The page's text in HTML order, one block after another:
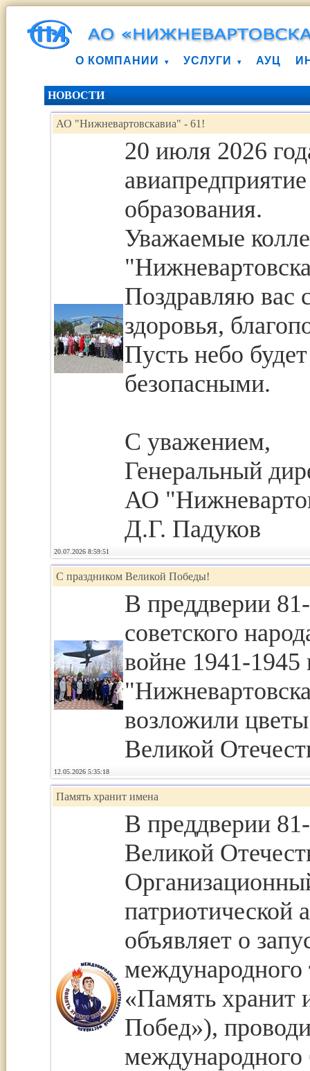
О КОМПАНИИ УСЛУГИ АУЦ
НОВОСТИ
АО "Нижневартовскавиа" - 61!
20 июля 2026
образования.
Уважаемые
Поздравляю вас
здоровья,
Пусть небо
безопасными.
С уважением,
Генеральный
АО
Д.Г. Падуков
20.07.2026 8:59:51
С праздником Великой Победы!
В преддверии
советского
войне 1941-
возложили
Великой
12.05.2026 5:35:18
Память хранит имена
В преддверии
Великой
патриотической
объявляет о
«Память
Побед»),
международного